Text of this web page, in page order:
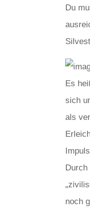
Du
Es
sich
als
noch